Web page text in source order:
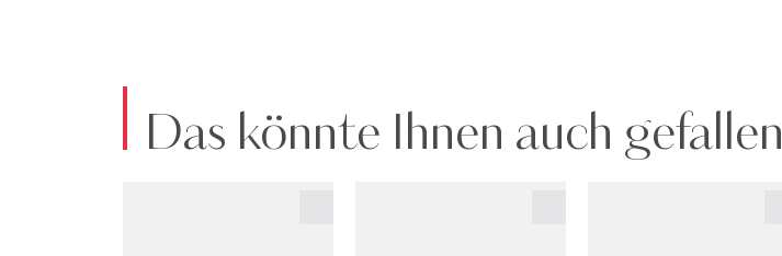
Das könnte Ihnen auch gefallen